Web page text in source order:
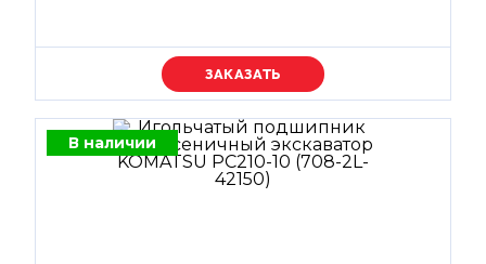
Уточняйте цену
В наличии